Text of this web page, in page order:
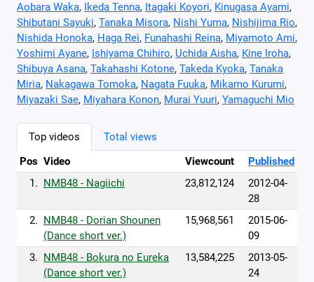
Aobara Waka, Ikeda Tenna, Itagaki Koyori, Kinugasa Ayami,
Shibutani Sayuki, Tanaka Misora, Nishi Yuma, Nishijima Rio,
Nishida Honoka, Haga Rei, Funahashi Reina, Miyamoto Ami,
Yoshimi Ayane, Ishiyama Chihiro, Uchida Aisha, Kine Iroha,
Shibuya Asana, Takahashi Kotone, Takeda Kyoka, Tanaka
Miria, Nakagawa Tomoka, Nagata Fuuka, Mikamo Kurumi,
Miyazaki Sae, Miyahara Konon, Murai Yuuri, Yamaguchi Mio
Top videos
Total views
Pos Video Viewcount
Published
1. NMB48 - Nagiichi 23,812,124
2012-04-
28
2. NMB48 - Dorian Shounen
(Dance short ver.)
15,968,561
2015-06-
09
3. NMB48 - Bokura no Eureka
(Dance short ver.)
13,584,225
2013-05-
24